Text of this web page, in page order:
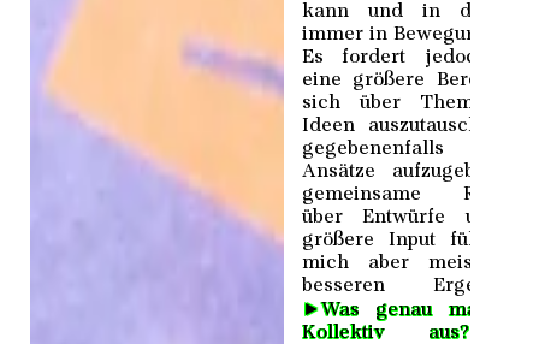
kann und in der
immer in Bewegung
Es fordert jedoch
eine größere
sich über Themen
Ideen auszutauschen
gegebenenfalls
Ansätze aufzugeben.
gemeinsame
über Entwürfe und
größere Input führen
mich aber meistens
besseren
►Was genau macht
Kollektiv aus?